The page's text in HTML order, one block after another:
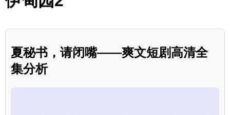
夏秘书，请闭嘴——爽文短剧高清全
集分析